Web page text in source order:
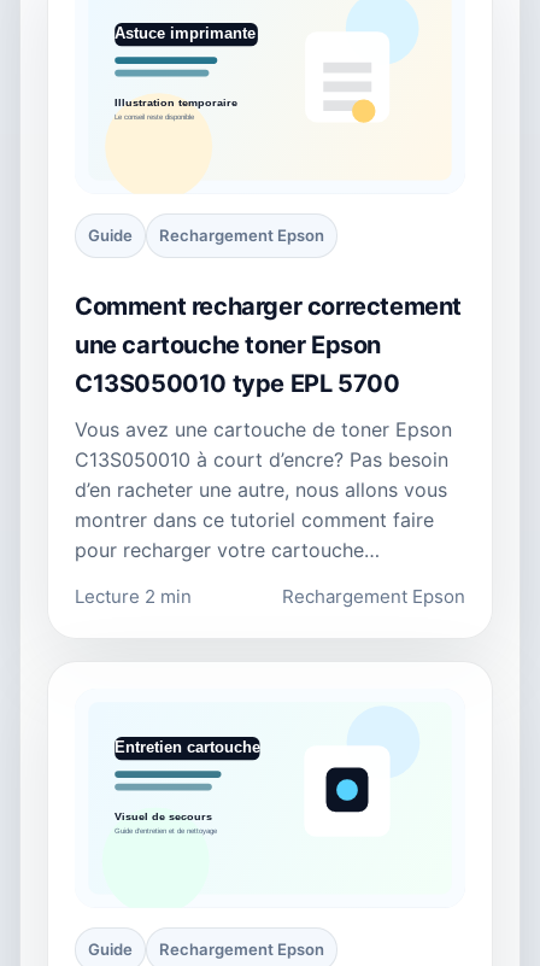
Guide Rechargement Epson
Comment recharger correctement
une cartouche toner Epson
C13S050010 type EPL 5700
Vous avez une cartouche de toner Epson
C13S050010 à court d’encre? Pas besoin
d’en racheter une autre, nous allons vous
montrer dans ce tutoriel comment faire
pour recharger votre cartouche…
Lecture 2 min Rechargement Epson
Guide Rechargement Epson